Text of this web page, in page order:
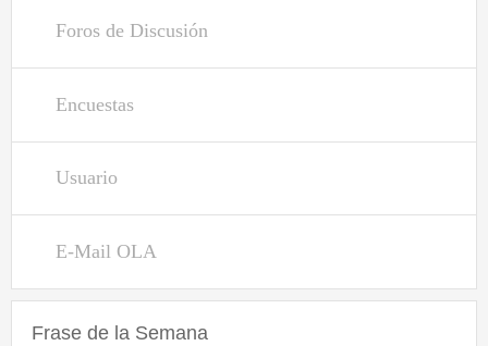
Nombre de usuario*
Contraseña*
Entrar usando OpenID
Crear nueva cuenta
Foros de Discusión
Encuestas
Usuario
E-Mail OLA
Frase de la Semana